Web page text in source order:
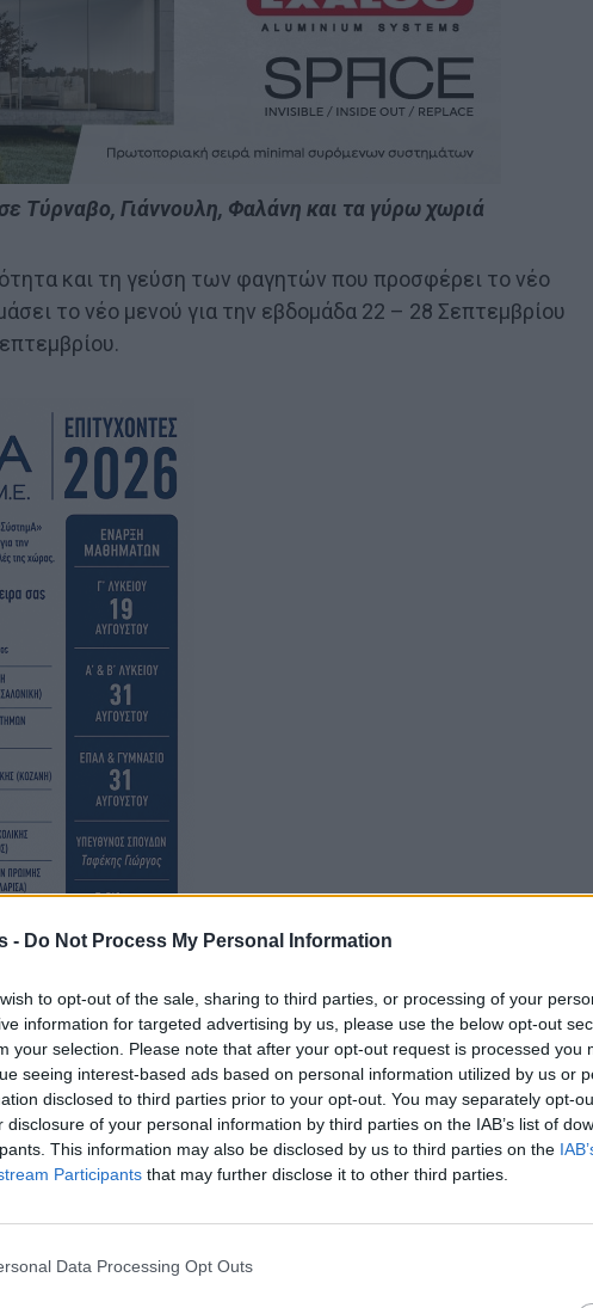
- Do Not Process My Personal Information
to opt-out of the sale, sharing to third parties, or processing of your
information for targeted advertising by us, please use the below opt-out
your selection. Please note that after your opt-out request is processed you
seeing interest-based ads based on personal information utilized by us or
disclosed to third parties prior to your opt-out. You may separately opt-
disclosure of your personal information by third parties on the IAB’s list of
This information may also be disclosed by us to third parties on the
Participants that may further disclose it to other third parties.
Data Processing Opt Outs
Τύρναβο, Γιάννουλη, Φαλάνη και τα γύρω χωριά
και τη γεύση των φαγητών που προσφέρει το νέο
το νέο μενού για την εβδομάδα 22 – 28 Σεπτεμβρίου
περιλαμβάνει: